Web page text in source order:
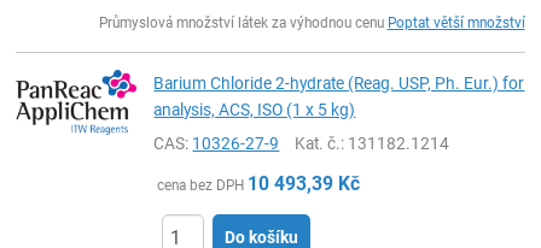
Průmyslová množství látek za výhodnou cenu Poptat větší množství
Barium Chloride 2-hydrate (Reag. USP, Ph. Eur.) for
analysis, ACS, ISO (1 x 5 kg)
CAS: 10326-27-9 Kat. č.: 131182.1214
cena bez DPH 10 493,39 Kč
Do košíku